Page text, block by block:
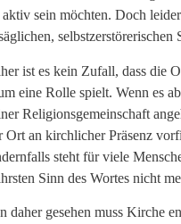
sein möchten. Doch
ist es kein Zufall, dass die
eine Rolle spielt. Wenn es
Religionsgemeinschaft
Ort an kirchlicher Präsenz
steht für viele
Sinn des Wortes nicht
daher gesehen muss Kirche